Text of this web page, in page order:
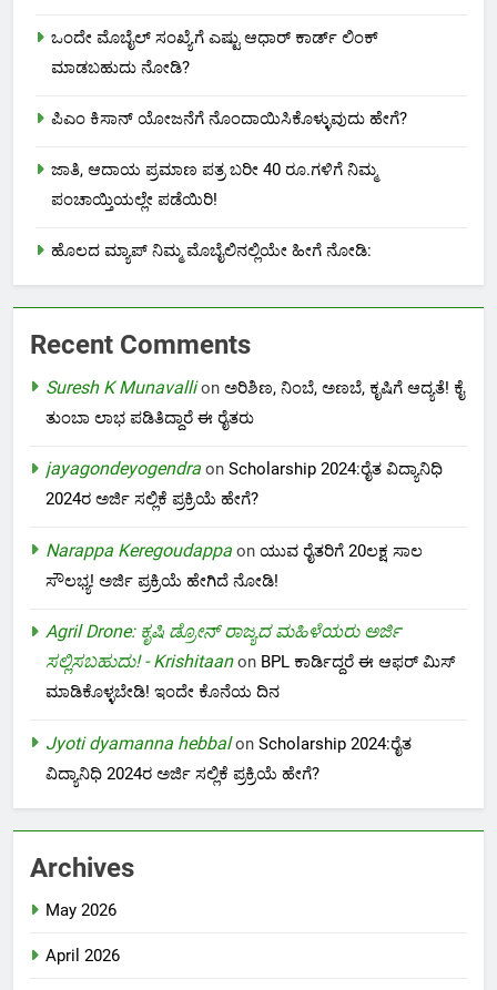
ಒಂದೇ ಮೊಬೈಲ್ ಸಂಖ್ಯೆಗೆ ಎಷ್ಟು ಆಧಾರ್ ಕಾರ್ಡ್ ಲಿಂಕ್
ಮಾಡಬಹುದು ನೋಡಿ?
ಪಿಎಂ ಕಿಸಾನ್ ಯೋಜನೆಗೆ ನೊಂದಾಯಿಸಿಕೊಳ್ಳುವುದು ಹೇಗೆ?
ಜಾತಿ, ಆದಾಯ ಪ್ರಮಾಣ ಪತ್ರ ಬರೀ 40 ರೂ.ಗಳಿಗೆ ನಿಮ್ಮ
ಪಂಚಾಯ್ತಿಯಲ್ಲೇ ಪಡೆಯಿರಿ!
ಹೊಲದ ಮ್ಯಾಪ್ ನಿಮ್ಮ ಮೊಬೈಲಿನಲ್ಲಿಯೇ ಹೀಗೆ ನೋಡಿ:
Recent Comments
Suresh K Munavallion ಅರಿಶಿಣ, ನಿಂಬೆ, ಅಣಬೆ, ಕೃಷಿಗೆ ಆದ್ಯತೆ! ಕೈ
ತುಂಬಾ ಲಾಭ ಪಡಿತಿದ್ದಾರೆ ಈ ರೈತರು
jayagondeyogendra on Scholarship 2024:ರೈತ ವಿದ್ಯಾನಿಧಿ
2024ರ ಅರ್ಜಿ ಸಲ್ಲಿಕೆ ಪ್ರಕ್ರಿಯೆ ಹೇಗೆ?
Narappa Keregoudappa on ಯುವ ರೈತರಿಗೆ 20ಲಕ್ಷ ಸಾಲ
ಸೌಲಭ್ಯ! ಅರ್ಜಿ ಪ್ರಕ್ರಿಯೆ ಹೇಗಿದೆ ನೋಡಿ!
Agril Drone: ಕೃಷಿ ಡ್ರೋನ್ ರಾಜ್ಯದ ಮಹಿಳೆಯರು ಅರ್ಜಿ
ಸಲ್ಲಿಸಬಹುದು! - Krishitaanon BPL ಕಾರ್ಡಿದ್ದರೆ ಈ ಆಫರ್ ಮಿಸ್
ಮಾಡಿಕೊಳ್ಳಬೇಡಿ! ಇಂದೇ ಕೊನೆಯ ದಿನ
Jyoti dyamanna hebbalon Scholarship 2024:ರೈತ
ವಿದ್ಯಾನಿಧಿ 2024ರ ಅರ್ಜಿ ಸಲ್ಲಿಕೆ ಪ್ರಕ್ರಿಯೆ ಹೇಗೆ?
Archives
May 2026
April 2026